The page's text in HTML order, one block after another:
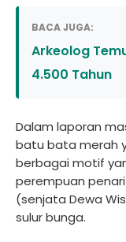
BACA JUGA:
Arkeolog
4.500 Tahun
Dalam laporan
batu bata merah
berbagai motif
perempuan
(senjata Dewa
sulur bunga.